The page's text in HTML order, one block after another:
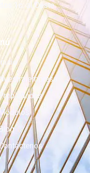
1c. al Oeste.
empresa